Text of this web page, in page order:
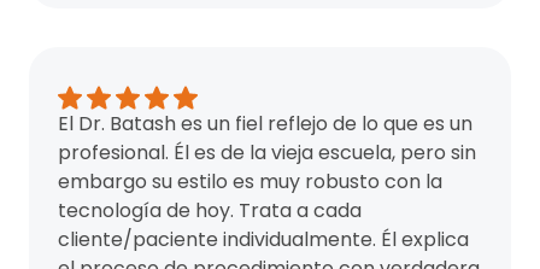
El Dr. Batash es un fiel reflejo de lo que es un
profesional. Él es de la vieja escuela, pero sin
embargo su estilo es muy robusto con la
tecnología de hoy. Trata a cada
cliente/paciente individualmente. Él explica